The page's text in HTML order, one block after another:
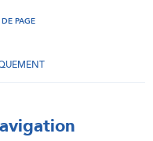
PAGE